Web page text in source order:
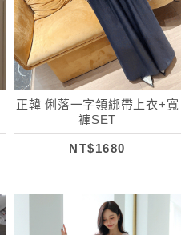
正韓 俐落一字領綁帶上衣+寬
褲SET
NT$1680